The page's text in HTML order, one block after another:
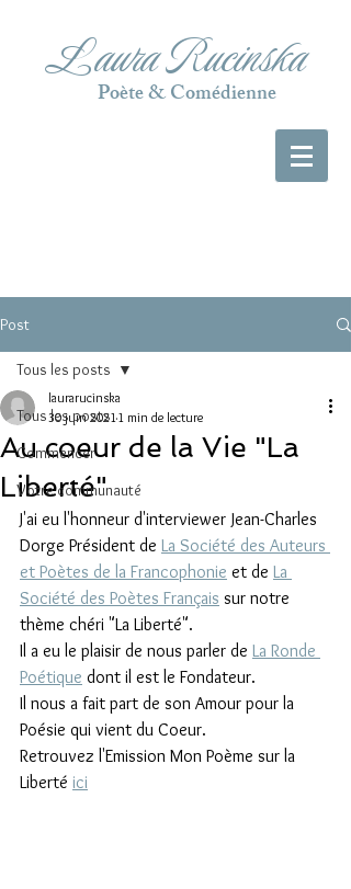
Poète & Comédienne
Laura Rucinska
Post
Tous les posts
Commencer
Votre communauté
Tous les posts
Au coeur de la Vie "La
Liberté"
laurarucinska
30 juin 20211 min de lecture
J'ai eu l'honneur d'interviewer Jean-Charles
Dorge Président de La Société des Auteurs
et Poètes de la Francophonie et de La
Société des Poètes Français sur notre
thème chéri "La Liberté".
Il a eu le plaisir de nous parler de La Ronde
Poétique dont il est le Fondateur.
Il nous a fait part de son Amour pour la
Poésie qui vient du Coeur.
Retrouvez l'Emission Mon Poème sur la
Liberté ici